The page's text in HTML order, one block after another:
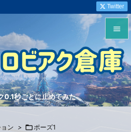
0.1秒ごとに止めてみた


メニュ

サイド

Twitter
ン > ポーズ1